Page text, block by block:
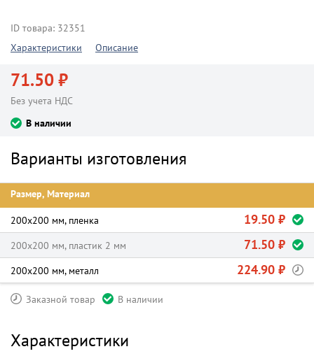
ID товара: 32351
Характеристики
Описание
71.50 ₽
Без учета НДС
В наличии
Варианты изготовления
Размер, Материал
200х200 мм, пленка 19.50 ₽
200х200 мм, пластик 2 мм 71.50 ₽
200х200 мм, металл 224.90 ₽
Заказной товар В наличии
Характеристики